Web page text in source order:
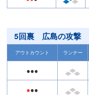
5回裏 広島の攻撃
アウトカウント ランナー
●●●
●●●